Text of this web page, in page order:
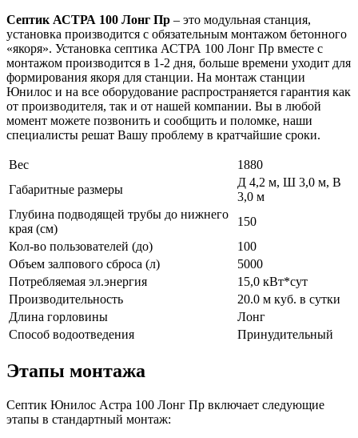
Септик АСТРА 100 Лонг Пр – это модульная станция,
установка производится с обязательным монтажом бетонного
«якоря». Установка септика АСТРА 100 Лонг Пр вместе с
монтажом производится в 1-2 дня, больше времени уходит для
формирования якоря для станции. На монтаж станции
Юнилос и на все оборудование распространяется гарантия как
от производителя, так и от нашей компании. Вы в любой
момент можете позвонить и сообщить и поломке, наши
специалисты решат Вашу проблему в кратчайшие сроки.
Вес
1880
Габаритные размеры
Д 4,2 м, Ш 3,0 м, В
3,0 м
Глубина подводящей трубы до нижнего
края (см)
150
Кол-во пользователей (до)
100
Объем залпового сброса (л)
5000
Потребляемая эл.энергия
15,0 кВт*сут
Производительность
20.0 м куб. в сутки
Длина горловины
Лонг
Способ водоотведения
Принудительный
Этапы монтажа
Септик Юнилос Астра 100 Лонг Пр включает следующие
этапы в стандартный монтаж: